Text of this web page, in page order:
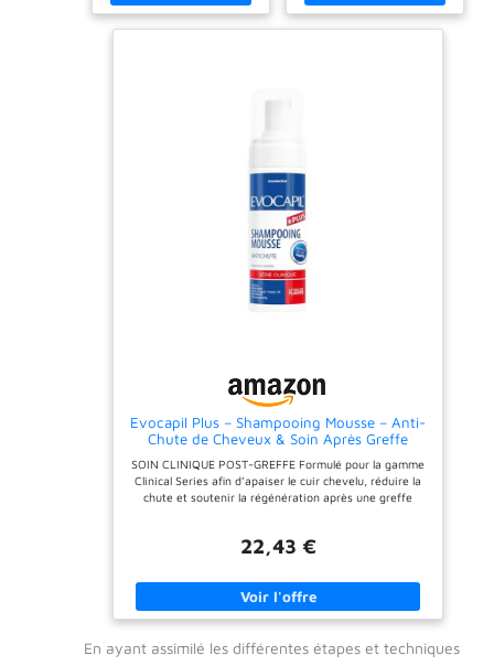
Nourrit les cheveux et le
Evocapil Plus – Shampooing Mousse – Anti-
Chute de Cheveux & Soin Après Greffe
Extraits Végétaux – Soutient la Croissance
Capillaire & Soin Régénérant Doux
SOIN CLINIQUE POST-GREFFE Formulé pour la gamme
Clinical Series afin d’apaiser le cuir chevelu, réduire la
chute et soutenir la régénération après une greffe
végétaux nourrissent la peau et renforcent la fibre
renforce les racines et soutient une croissance
capillaire saine. ACTION ANTIBACTÉRIENNE Aide à
protéger le cuir chevelu contre les impuretés et
l’intervention.
22,43 €
En ayant assimilé les différentes étapes et techniques